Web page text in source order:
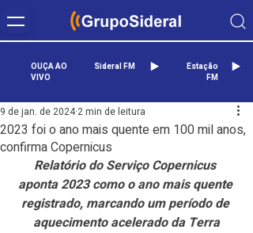
OUÇA AO
VIVO
Sideral FM
Estação
FM
2023 foi o ano mais quente em 100 mil anos,
confirma Copernicus
9 de jan. de 20242 min de leitura
Relatório do Serviço Copernicus
aponta 2023 como o ano mais quente
registrado, marcando um período de
aquecimento acelerado da Terra